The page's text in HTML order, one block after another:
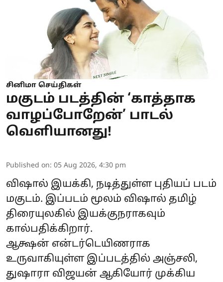
சினிமா செய்திகள்
மகுடம் படத்தின் ‘காத்தாக
வாழப்போறேன்’ பாடல்
வெளியானது!
Published on: 05 Aug 2026, 4:30 pm
விஷால் இயக்கி, நடித்துள்ள புதியப் படம்
மகுடம். இப்படம் மூலம் விஷால் தமிழ்
திரையுலகில் இயக்குநராகவும்
கால்பதிக்கிறார்.
ஆக்ஷன் என்டர்டெயிணராக
உருவாகியுள்ள இப்படத்தில் அஞ்சலி,
துஷாரா விஜயன் ஆகியோர் முக்கிய